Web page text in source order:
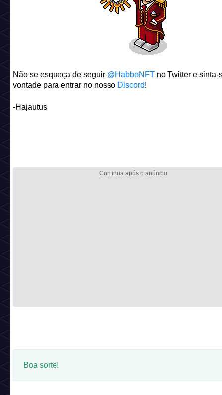
Não se esqueça de seguir @HabboNFTno Twitter e sinta-
vontade para entrar no nosso Discord!
-Hajautus
Boa sorte!